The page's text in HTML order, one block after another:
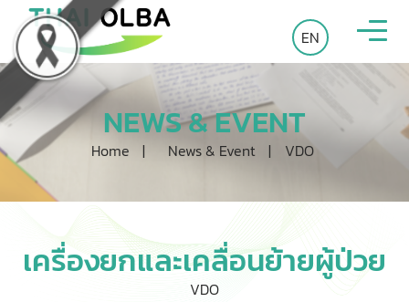
EN
NEWS & EVENT
Home | News & Event | VDO
เครื่องยกและเคลื่อนย้ายผู้ป่วย
VDO